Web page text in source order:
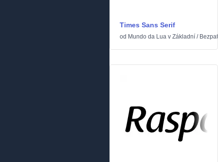
Times Sans Serif
od Mundo da Lua v Základní /